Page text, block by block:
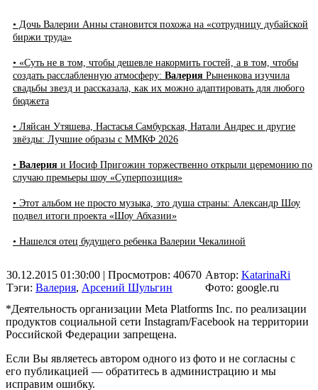
• Дочь Валерии Анны становится похожа на «сотрудницу дубайской
биржи труда»
• «Суть не в том, чтобы дешевле накормить гостей, а в том, чтобы
создать расслабленную атмосферу: Валерия Рыненкова изучила
свадьбы звезд и рассказала, как их можно адаптировать для любого
бюджета
• Ляйсан Утяшева, Настасья Самбурская, Натали Андрес и другие
звёзды: Лучшие образы с ММКФ 2026
• Валерия и Иосиф Пригожин торжественно открыли церемонию по
случаю премьеры шоу «Суперпозиция»
• Этот альбом не просто музыка, это душа страны: Александр Шоу
подвел итоги проекта «Шоу Абхазии»
• Нашелся отец будущего ребенка Валерии Чекалиной
30.12.2015 01:30:00 | Просмотров: 40670
Тэги: Валерия, Арсений Шульгин
Автор: KatarinaRi
Фото: google.ru
*Деятельность организации Meta Platforms Inc. по реализации
продуктов социальной сети Instagram/Facebook на территории
Российской Федерации запрещена.
Если Вы являетесь автором одного из фото и не согласны с
его публикацией — обратитесь в администрацию и мы
исправим ошибку.